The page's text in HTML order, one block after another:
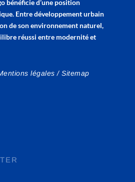
bénéficie d’une position
Entre développement urbain
de son environnement naturel,
réussi entre modernité et
légales /Sitemap